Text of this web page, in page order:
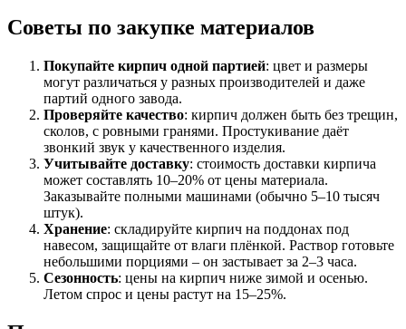
Советы по закупке материалов
Покупайте кирпич одной партией: цвет и размеры
могут различаться у разных производителей и даже
партий одного завода.
Проверяйте качество: кирпич должен быть без трещин,
сколов, с ровными гранями. Простукивание даёт
звонкий звук у качественного изделия.
Учитывайте доставку: стоимость доставки кирпича
может составлять 10–20% от цены материала.
Заказывайте полными машинами (обычно 5–10 тысяч
штук).
Хранение: складируйте кирпич на поддонах под
навесом, защищайте от влаги плёнкой. Раствор готовьте
небольшими порциями – он застывает за 2–3 часа.
Сезонность: цены на кирпич ниже зимой и осенью.
Летом спрос и цены растут на 15–25%.